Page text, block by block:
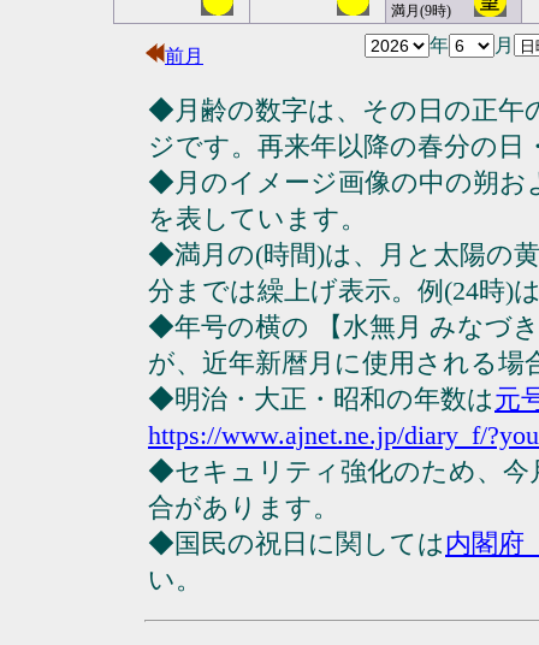
満月(9時)
前月
年 月
◆月齢の数字は、その日の正午
ジです。再来年以降の春分の日
◆月のイメージ画像の中の朔
を表しています。
◆満月の(時間)は、月と太陽の
分までは繰上げ表示。例(24時)
◆年号の横の 【水無月 みなづ
が、近年新暦月に使用される場
◆明治・大正・昭和の年数は元
https://www.ajnet.ne.jp/diary_f/
◆セキュリティ強化のため、今
合があります。
◆国民の祝日に関しては内閣府
い。